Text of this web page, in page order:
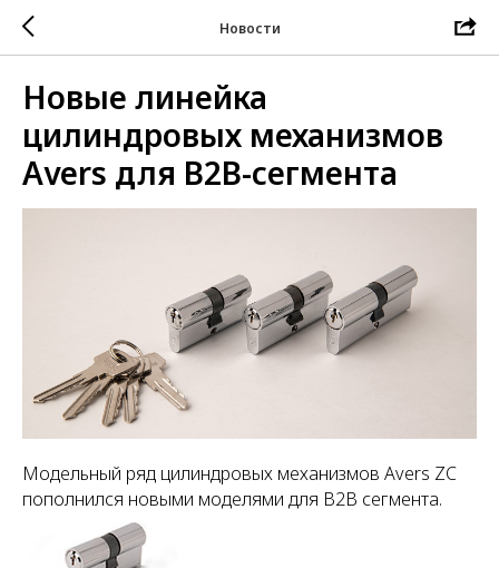
Новости
Новые линейка
цилиндровых механизмов
Avers для B2B-сегмента
Модельный ряд цилиндровых механизмов Avers ZC
пополнился новыми моделями для B2B сегмента.